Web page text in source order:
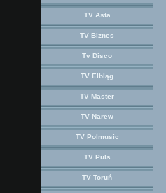
TV Asta
TV Biznes
Tv Disco
TV Elbląg
TV Master
TV Narew
TV Polmusic
TV Puls
TV Toruń